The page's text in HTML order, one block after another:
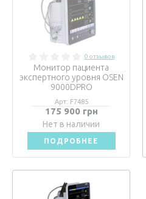
0 отзывов
Монитор пациента
экспертного уровня OSEN
9000DPRO
Арт: F7485
175 900 грн
Нет в наличии
ПОДРОБНЕЕ